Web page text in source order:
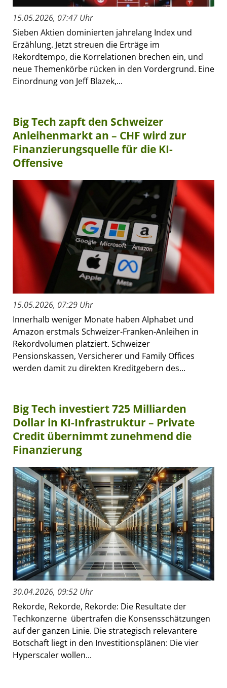
15.05.2026, 07:47 Uhr
Sieben Aktien dominierten jahrelang Index und
Erzählung. Jetzt streuen die Erträge im
Rekordtempo, die Korrelationen brechen ein, und
neue Themenkörbe rücken in den Vordergrund. Eine
Einordnung von Jeff Blazek,...
Big Tech zapft den Schweizer
Anleihenmarkt an – CHF wird zur
Finanzierungsquelle für die KI-
Offensive
15.05.2026, 07:29 Uhr
Innerhalb weniger Monate haben Alphabet und
Amazon erstmals Schweizer-Franken-Anleihen in
Rekordvolumen platziert. Schweizer
Pensionskassen, Versicherer und Family Offices
werden damit zu direkten Kreditgebern des...
Big Tech investiert 725 Milliarden
Dollar in KI-Infrastruktur – Private
Credit übernimmt zunehmend die
Finanzierung
30.04.2026, 09:52 Uhr
Rekorde, Rekorde, Rekorde: Die Resultate der
Techkonzerne übertrafen die Konsensschätzungen
auf der ganzen Linie. Die strategisch relevantere
Botschaft liegt in den Investitionsplänen: Die vier
Hyperscaler wollen...